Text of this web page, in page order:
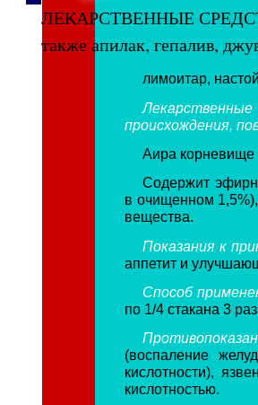
ЛЕКАРСТВЕННЫЕ
также апилак, гепалив,
лимоитар,
происхождения,
Аира корневище
Содержит
в очищенном
вещества.
Показания к
аппетит и
Способ
по 1/4 стакана 3
(воспаление
кислотности),
кислотностью.